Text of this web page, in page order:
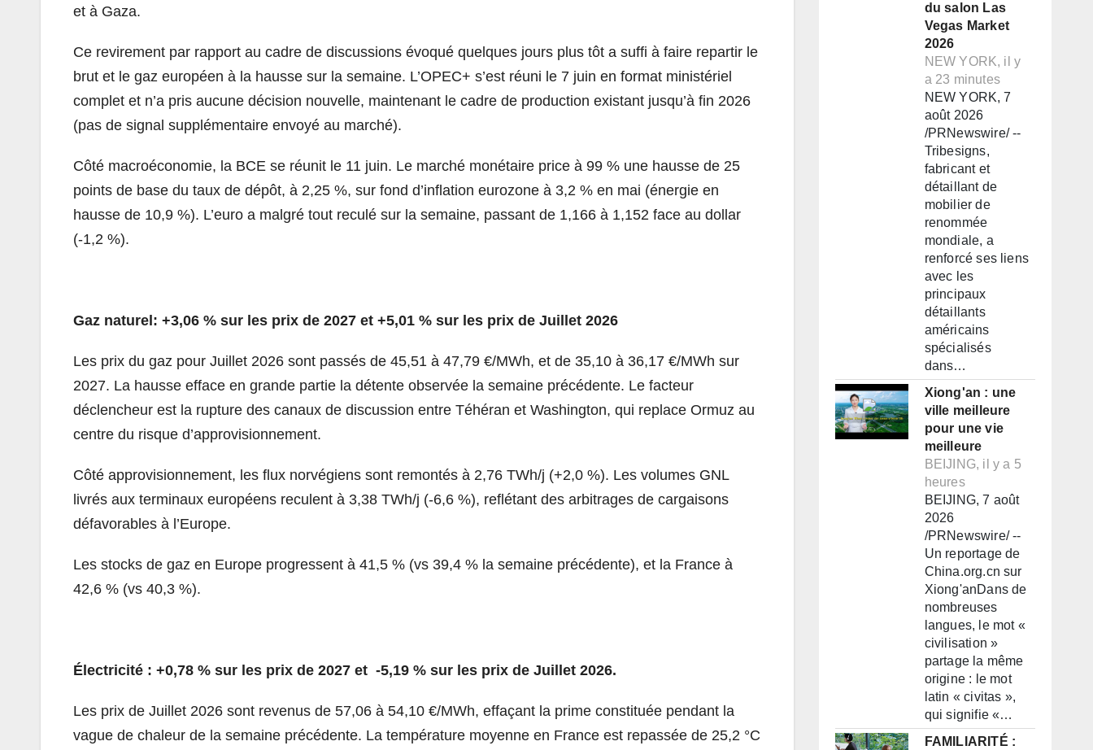
et à Gaza.
Ce revirement par rapport au cadre de discussions évoqué quelques jours plus tôt a suffi à faire repartir le
brut et le gaz européen à la hausse sur la semaine. L’OPEC+ s’est réuni le 7 juin en format ministériel
complet et n’a pris aucune décision nouvelle, maintenant le cadre de production existant jusqu’à fin 2026
(pas de signal supplémentaire envoyé au marché).
Côté macroéconomie, la BCE se réunit le 11 juin. Le marché monétaire price à 99 % une hausse de 25
points de base du taux de dépôt, à 2,25 %, sur fond d’inflation eurozone à 3,2 % en mai (énergie en
hausse de 10,9 %). L’euro a malgré tout reculé sur la semaine, passant de 1,166 à 1,152 face au dollar
(-1,2 %).
Gaz naturel: +3,06 % sur les prix de 2027 et +5,01 % sur les prix de Juillet 2026
Les prix du gaz pour Juillet 2026 sont passés de 45,51 à 47,79 €/MWh, et de 35,10 à 36,17 €/MWh sur
2027. La hausse efface en grande partie la détente observée la semaine précédente. Le facteur
déclencheur est la rupture des canaux de discussion entre Téhéran et Washington, qui replace Ormuz au
centre du risque d’approvisionnement.
Côté approvisionnement, les flux norvégiens sont remontés à 2,76 TWh/j (+2,0 %). Les volumes GNL
livrés aux terminaux européens reculent à 3,38 TWh/j (-6,6 %), reflétant des arbitrages de cargaisons
défavorables à l’Europe.
Les stocks de gaz en Europe progressent à 41,5 % (vs 39,4 % la semaine précédente), et la France à
42,6 % (vs 40,3 %).
Électricité : +0,78 % sur les prix de 2027 et -5,19 % sur les prix de Juillet 2026.
Les prix de Juillet 2026 sont revenus de 57,06 à 54,10 €/MWh, effaçant la prime constituée pendant la
vague de chaleur de la semaine précédente. La température moyenne en France est repassée de 25,2 °C
du salon Las
Vegas Market
2026
NEW YORK, il y
a 23 minutes
NEW YORK, 7
août 2026
/PRNewswire/ --
Tribesigns,
fabricant et
détaillant de
mobilier de
renommée
mondiale, a
renforcé ses liens
avec les
principaux
détaillants
américains
spécialisés
dans…
Xiong'an : une
ville meilleure
pour une vie
meilleure
BEIJING, il y a 5
heures
BEIJING, 7 août
2026
/PRNewswire/ --
Un reportage de
China.org.cn sur
Xiong'anDans de
nombreuses
langues, le mot «
civilisation »
partage la même
origine : le mot
latin « civitas »,
qui signifie «…
FAMILIARITÉ :